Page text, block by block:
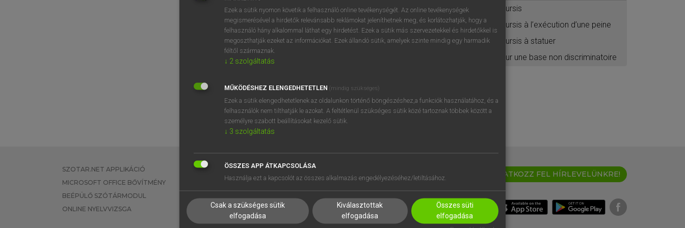
BELÉPÉS
regisztrálok ésbelépek.
REGISZTRÁCIÓ
sursis
sursis à l’exécution d’une peine
sursis à statuer
sur une base non discriminatoire
SZOTAR.NET APPLIKÁCIÓ
MICROSOFT OFFICE BŐVÍTMÉNY
BEÉPÜLŐ SZÓTÁRMODUL
ONLINE NYELVVIZSGA
EGYÉNI FELHASZNÁLÓKNAK
TANULÓKNAK
VÁLLALATI MEGOLDÁSOK
SÚGÓ
RÓLUNK
SÜTI BEÁLLÍTÁSOK
IRATKOZZ FEL HÍRLEVELÜNKRE!
Ezek a sütik nyomon követik a felhasználó online tevékenységét. Az online tevékenységek
megismerésével a hirdetők relevánsabb reklámokat jeleníthetnek meg, és korlátozhatják, hogy a
felhasználó hány alkalommal láthat egy hirdetést. Ezek a sütik más szervezetekkel és hirdetőkkel is
megoszthatják ezeket az információkat. Ezek állandó sütik, amelyek szinte mindig egy harmadik
féltől származnak.
↓ 2 szolgáltatás
MŰKÖDÉSHEZ ELENGEDHETETLEN (mindig szükséges)
Ezek a sütik elengedhetetlenek az oldalunkon történő böngészéshez,a funkciók használatához, és a
felhasználók nem tilthatják le azokat. A feltétlenül szükséges sütik közé tartoznak többek között a
személyre szabott beállításokat kezelő sütik.
↓ 3 szolgáltatás
ÖSSZES APP ÁTKAPCSOLÁSA
Használja ezt a kapcsolót az összes alkalmazás engedélyezéséhez/letiltásához.
Csak a szükséges sütik
elfogadása
Kiválasztottak
elfogadása
Összes süti
elfogadása